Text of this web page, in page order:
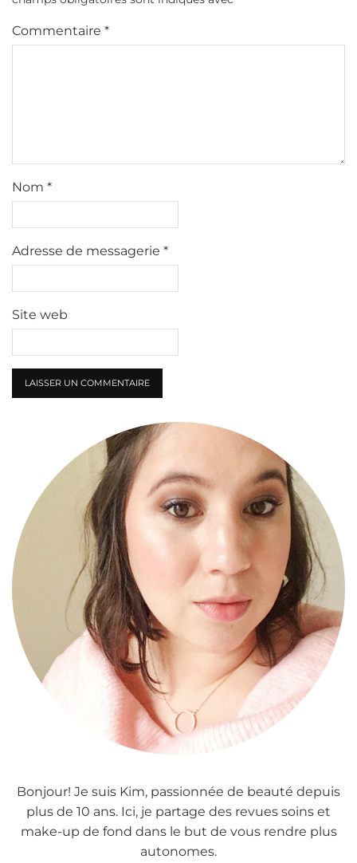
Commentaire *
Nom *
Adresse de messagerie *
Site web
Bonjour! Je suis Kim, passionnée de beauté depuis
plus de 10 ans. Ici, je partage des revues soins et
make-up de fond dans le but de vous rendre plus
autonomes.